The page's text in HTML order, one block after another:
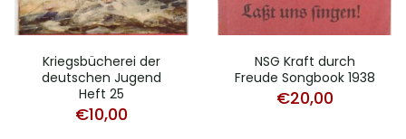
Kriegsbücherei der
deutschen Jugend
Heft 25
€10,00
NSG Kraft durch
Freude Songbook 1938
€20,00